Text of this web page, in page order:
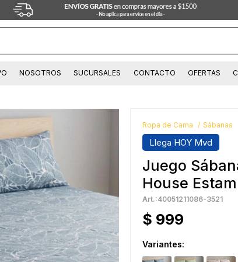
NOSOTROS SUCURSALES CONTACTO OFERTAS
Ropa de Cama Sábanas
Llega HOY Mvd
Juego
House
40051211086-3521
$ 999
Variantes: